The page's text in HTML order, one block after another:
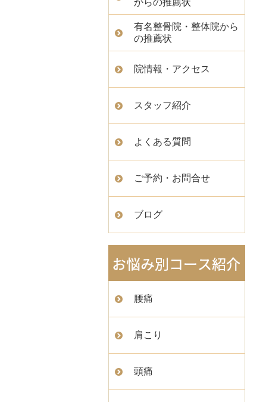
からの推薦状
有名整骨院・整体院から
の推薦状
院情報・アクセス
スタッフ紹介
よくある質問
ご予約・お問合せ
ブログ
腰痛
肩こり
頭痛